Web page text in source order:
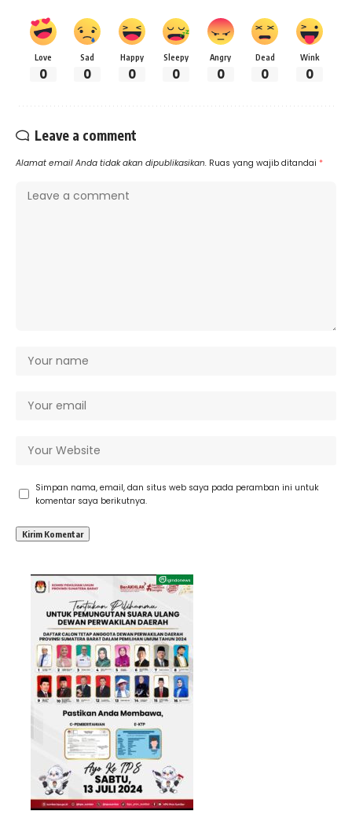
Love
0
Sad
0
Happy
0
Sleepy
0
Angry
0
Dead
0
Wink
0
Leave a comment
Alamat email Anda tidak akan dipublikasikan. Ruas yang wajib ditandai *
Simpan nama, email, dan situs web saya pada peramban ini untuk
komentar saya berikutnya.